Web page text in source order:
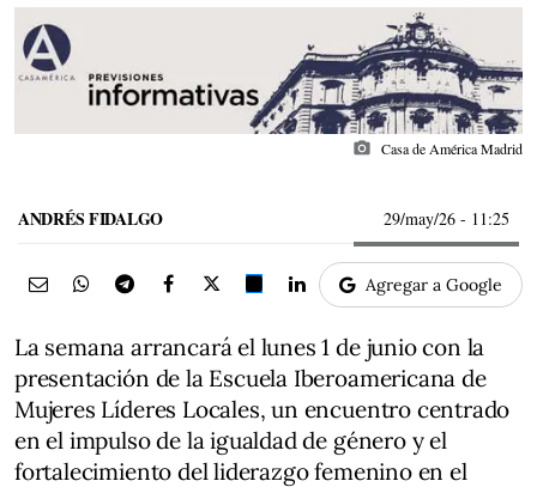
photo_camera Casa de América Madrid
ANDRÉS FIDALGO 29/may/26 - 11:25
Agregar a Google
La semana arrancará el lunes 1 de junio con la
presentación de la Escuela Iberoamericana de
Mujeres Líderes Locales, un encuentro centrado
en el impulso de la igualdad de género y el
fortalecimiento del liderazgo femenino en el